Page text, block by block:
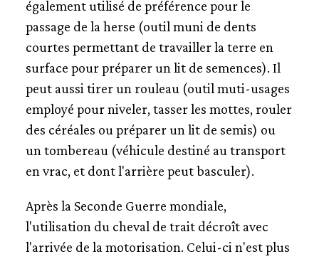
également utilisé de préférence pour le
passage de la herse (outil muni de dents
courtes permettant de travailler la terre en
surface pour préparer un lit de semences). Il
peut aussi tirer un rouleau (outil muti-usages
employé pour niveler, tasser les mottes, rouler
des céréales ou préparer un lit de semis) ou
un tombereau (véhicule destiné au transport
en vrac, et dont l'arrière peut basculer).
Après la Seconde Guerre mondiale,
l'utilisation du cheval de trait décroît avec
l'arrivée de la motorisation. Celui-ci n'est plus